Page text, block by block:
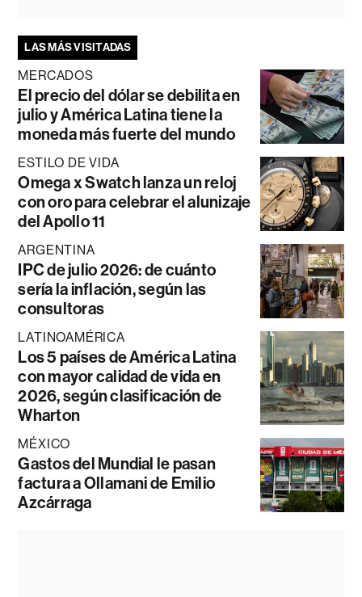
LAS MÁS VISITADAS
MERCADOS
El precio del dólar se debilita en
julio y América Latina tiene la
moneda más fuerte del mundo
ESTILO DE VIDA
Omega x Swatch lanza un reloj
con oro para celebrar el alunizaje
del Apollo 11
ARGENTINA
IPC de julio 2026: de cuánto
sería la inflación, según las
consultoras
LATINOAMÉRICA
Los 5 países de América Latina
con mayor calidad de vida en
2026, según clasificación de
Wharton
MÉXICO
Gastos del Mundial le pasan
factura a Ollamani de Emilio
Azcárraga